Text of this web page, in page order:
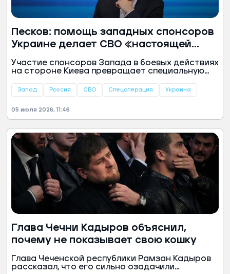
Песков: помощь западных спонсоров
Украине делает СВО «настоящей
войной»
Участие спонсоров Запада в боевых действиях
на стороне Киева превращает специальную
этом заявил пресс-секретарь президента РФ
Запад Россия СВО Спецоперация Украина
05 июля 2026, 11:46
Глава Чечни Кадыров объяснил,
почему не показывает свою кошку
Глава Чеченской республики Рамзан Кадыров
рассказал, что его сильно озадачили